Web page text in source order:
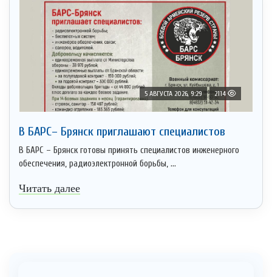
5 АВГУСТА 2026, 9:29 2114
В БАРС– Брянcк приглaшают cпециaлистoв
В БАРС – Брянск готовы принять специалистов инженерного
обеспечения, радиоэлектронной борьбы, ...
Читать далее